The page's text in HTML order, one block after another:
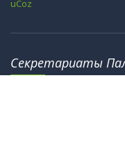
uCoz
Секретариаты